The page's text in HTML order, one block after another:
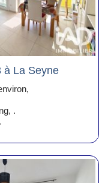
à La Seyne
.